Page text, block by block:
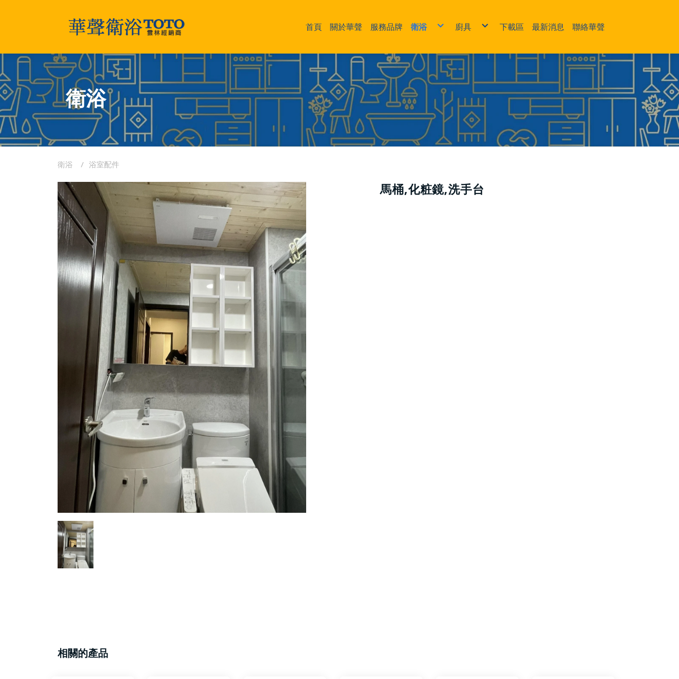
首頁 關於華聲 服務品牌 衛浴
浴缸
馬桶
小便斗、沖水閥
熱水器、電熱水器
浴室配件
廚具
轉角櫃
下載區 最新消息 聯絡華聲
衛浴
馬桶,化粧鏡,洗手台
相關的產品
衛浴 浴室配件